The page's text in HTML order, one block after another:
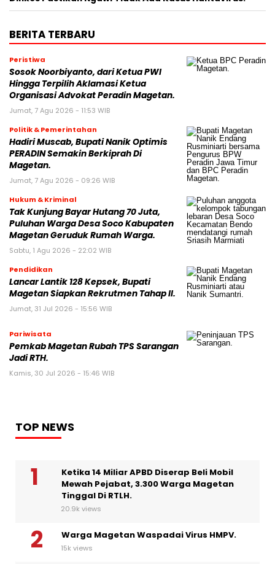
BERITA TERBARU
Peristiwa
Sosok Noorbiyanto, dari Ketua PWI
Hingga Terpilih Aklamasi Ketua
Organisasi Advokat Peradin Magetan.
Jumat, 7 Agu 2026 - 11:53 WIB
Politik & Pemerintahan
Hadiri Muscab, Bupati Nanik Optimis
PERADIN Semakin Berkiprah Di
Magetan.
Jumat, 7 Agu 2026 - 09:26 WIB
Hukum & Kriminal
Tak Kunjung Bayar Hutang 70 Juta,
Puluhan Warga Desa Soco Kabupaten
Magetan Geruduk Rumah Warga.
Sabtu, 1 Agu 2026 - 22:02 WIB
Pendidikan
Lancar Lantik 128 Kepsek, Bupati
Magetan Siapkan Rekrutmen Tahap II.
Jumat, 31 Jul 2026 - 15:56 WIB
Pariwisata
Pemkab Magetan Rubah TPS Sarangan
Jadi RTH.
Kamis, 30 Jul 2026 - 15:46 WIB
TOP NEWS
Ketika 14 Miliar APBD Diserap Beli Mobil
Mewah Pejabat, 3.300 Warga Magetan
Tinggal Di RTLH.
20.9k views
Warga Magetan Waspadai Virus HMPV.
15k views